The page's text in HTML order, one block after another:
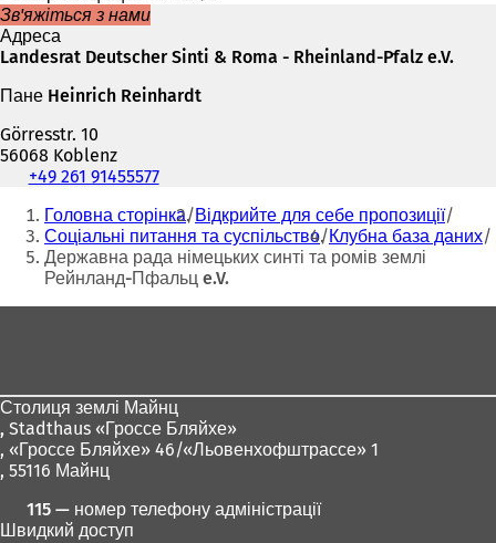
Зв'яжіться з нами
Адреса
Landesrat Deutscher Sinti & Roma - Rheinland-Pfalz e.V.
Пане Heinrich Reinhardt
Görresstr. 10
56068 Koblenz
Телефон,
адреса
електронної
пошти
+49 261 91455577
Ти
тут:
Головна сторінка Відкрийте для себе пропозиції
Соціальні питання та суспільство Клубна база даних
Державна рада німецьких синті та ромів землі
Рейнланд-Пфальц e.V.
Столиця землі Майнц
, Stadthaus «Гроссе Бляйхе»
, «Гроссе Бляйхе» 46/«Льовенхофштрассе» 1
, 55116 Майнц
115 — номер телефону адміністрації
Швидкий доступ